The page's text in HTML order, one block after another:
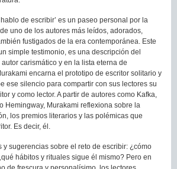
de escribir’ es un paseo personal por la
uno de los autores más leídos, adorados,
fustigados de la era contemporánea. Este
simple testimonio, es una descripción del
carismático y en la lista eterna de
encarna el prototipo de escritor solitario y
ese silencio para compartir con sus lectores su
y como lector. A partir de autores como Kafka,
Hemingway, Murakami reflexiona sobre la
los premios literarios y las polémicas que
Es decir, él.
y sugerencias sobre el reto de escribir: ¿cómo
hábitos y rituales sigue él mismo? Pero en